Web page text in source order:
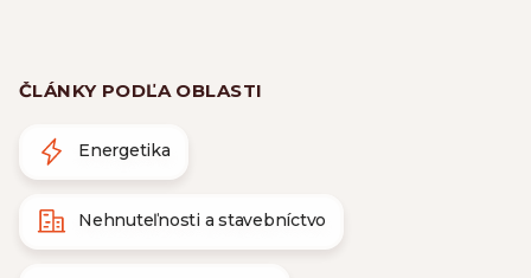
ČLÁNKY PODĽA OBLASTI
Energetika
Nehnuteľnosti a stavebníctvo